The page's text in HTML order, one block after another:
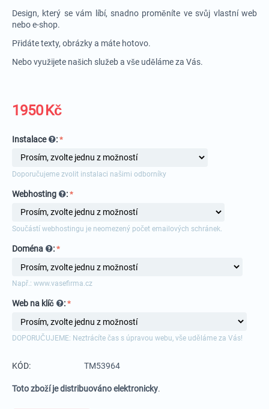
Design, který se vám líbí, snadno proměníte ve svůj vlastní web
nebo e-shop.
Přidáte texty, obrázky a máte hotovo.
Nebo využijete našich služeb a vše uděláme za Vás.
1950Kč
Instalace :
Doporučujeme zvolit instalaci našimi odborníky
Webhosting :
Součástí webhostingu je neomezený počet emailových schránek.
Doména :
Např.: www.vasefirma.cz
Web na klíč :
DOPORUČUJEME: Neztrácíte čas s úpravou webu, vše uděláme za Vás!
KÓD: TM53964
Toto zboží je distribuováno elektronicky.